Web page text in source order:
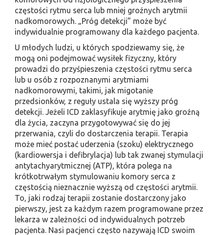
częstości rytmu serca lub mniej groźnych arytmii
nadkomorowych. „Próg detekcji” może być
indywidualnie programowany dla każdego pacjenta.
U młodych ludzi, u których spodziewamy się, że
mogą oni podejmować wysiłek fizyczny, który
prowadzi do przyśpieszenia częstości rytmu serca
lub u osób z rozpoznanymi arytmiami
nadkomorowymi, takimi, jak migotanie
przedsionków, z reguły ustala się wyższy próg
detekcji. Jeżeli ICD zaklasyfikuje arytmię jako groźną
dla życia, zaczyna przygotowywać się do jej
przerwania, czyli do dostarczenia terapii. Terapia
może mieć postać uderzenia (szoku) elektrycznego
(kardiowersja i defibrylacja) lub tak zwanej stymulacji
antytachyarytmicznej (ATP), która polega na
krótkotrwałym stymulowaniu komory serca z
częstością nieznacznie wyższą od częstości arytmii.
To, jaki rodzaj terapii zostanie dostarczony jako
pierwszy, jest za każdym razem programowane przez
lekarza w zależności od indywidualnych potrzeb
pacjenta. Nasi pacjenci często nazywają ICD swoim